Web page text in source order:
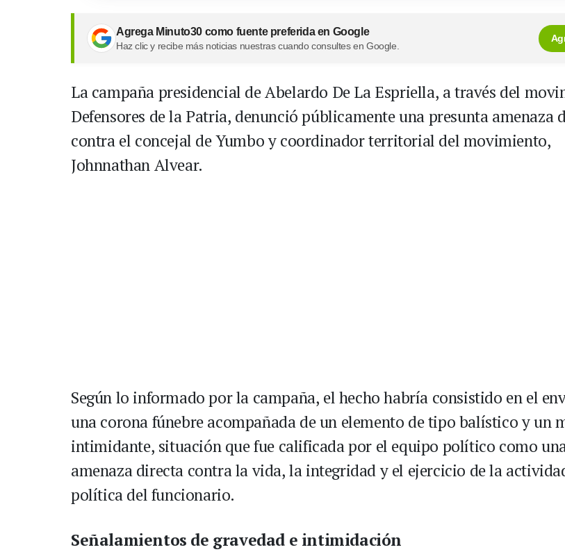
Agrega Minuto30 como fuente preferida en Google
Haz clic y recibe más noticias nuestras cuando consultes en Google.
La campaña presidencial de Abelardo De La Espriella, a través del
Defensores de la Patria, denunció públicamente una presunta amenaza
contra el concejal de Yumbo y coordinador territorial del movimiento,
Johnnathan Alvear.
Según lo informado por la campaña, el hecho habría consistido en el
una corona fúnebre acompañada de un elemento de tipo balístico y un
intimidante, situación que fue calificada por el equipo político como
amenaza directa contra la vida, la integridad y el ejercicio de la
política del funcionario.
Señalamientos de gravedad e intimidación